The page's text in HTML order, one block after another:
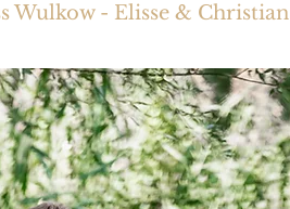
Wulkow - Elisse & Christian